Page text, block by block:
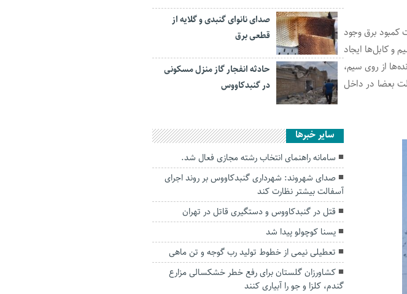
کمبود برق وجود
وزنی را روی سیم و کابل‌ها ایجاد
از روی سیم،
موج انداخته و باعث اتصالی می‌گردد که وصل کردن برق ۲۰ کیلو ولت بعضا در داخل
صدای نانوای گنبدی و گلایه از
قطعی برق
حادثه انفجار گاز منزل مسکونی
در گنبدکاووس
سایر خبرها
سامانه راهنمای انتخاب رشته مجازی فعال شد.
صدای شهروند: شهرداری گنبدکاووس بر روند اجرای
آسفالت بیشتر نظارت کند
قتل در گنبدکاووس و دستگیری قاتل در تهران
یسنا کوچولو پیدا شد
تعطیلی نیمی از خطوط تولید رب گوجه و تن ماهی
کشاورزان گلستان برای رفع خطر خشکسالی مزارع
گندم، کلزا و جو را آبیاری کنند